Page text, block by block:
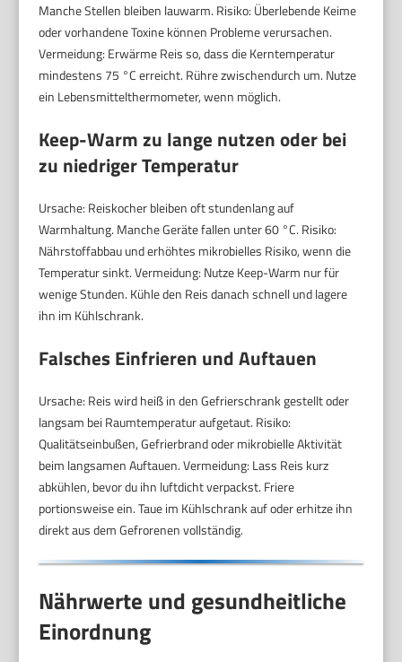
Manche Stellen bleiben lauwarm. Risiko: Überlebende Keime
oder vorhandene Toxine können Probleme verursachen.
Vermeidung: Erwärme Reis so, dass die Kerntemperatur
mindestens 75 °C erreicht. Rühre zwischendurch um. Nutze
ein Lebensmittelthermometer, wenn möglich.
Keep-Warm zu lange nutzen oder bei
zu niedriger Temperatur
Ursache: Reiskocher bleiben oft stundenlang auf
Warmhaltung. Manche Geräte fallen unter 60 °C. Risiko:
Nährstoffabbau und erhöhtes mikrobielles Risiko, wenn die
Temperatur sinkt. Vermeidung: Nutze Keep-Warm nur für
wenige Stunden. Kühle den Reis danach schnell und lagere
ihn im Kühlschrank.
Falsches Einfrieren und Auftauen
Ursache: Reis wird heiß in den Gefrierschrank gestellt oder
langsam bei Raumtemperatur aufgetaut. Risiko:
Qualitätseinbußen, Gefrierbrand oder mikrobielle Aktivität
beim langsamen Auftauen. Vermeidung: Lass Reis kurz
abkühlen, bevor du ihn luftdicht verpackst. Friere
portionsweise ein. Taue im Kühlschrank auf oder erhitze ihn
direkt aus dem Gefrorenen vollständig.
Nährwerte und gesundheitliche
Einordnung